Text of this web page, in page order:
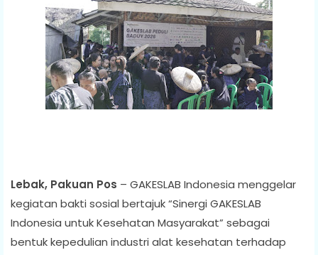
Lebak, Pakuan Pos – GAKESLAB Indonesia menggelar
kegiatan bakti sosial bertajuk “Sinergi GAKESLAB
Indonesia untuk Kesehatan Masyarakat” sebagai
bentuk kepedulian industri alat kesehatan terhadap